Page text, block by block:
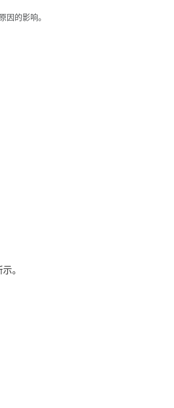
的影响。
。